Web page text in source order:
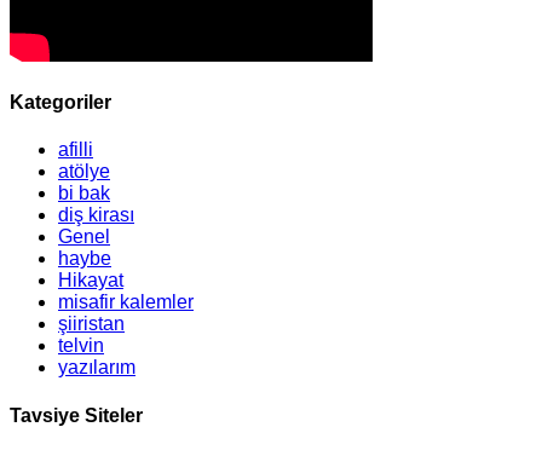
Kategoriler
afilli
atölye
bi bak
diş kirası
Genel
haybe
Hikayat
misafir kalemler
şiiristan
telvin
yazılarım
Tavsiye Siteler